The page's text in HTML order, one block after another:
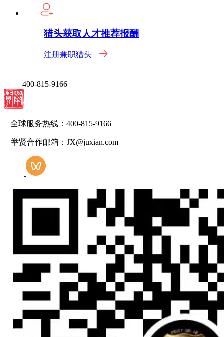
猎头获取人才推荐报酬
注册兼职猎头
400-815-9166
全球服务热线：400-815-9166
举贤合作邮箱：JX@juxian.com